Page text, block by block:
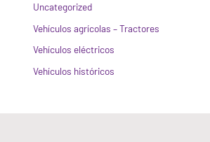
Uncategorized
Vehículos agrícolas – Tractores
Vehículos eléctricos
Vehículos históricos